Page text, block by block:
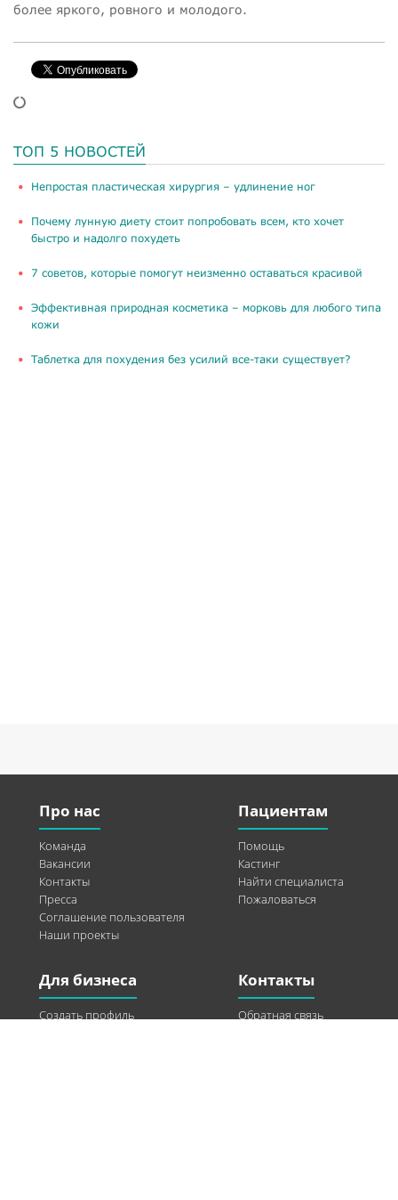
более яркого, ровного и молодого.
ТОП 5 НОВОСТЕЙ
​Непростая пластическая хирургия – удлинение ног
Почему лунную диету стоит попробовать всем, кто хочет
быстро и надолго похудеть
​7 советов, которые помогут неизменно оставаться красивой
​Эффективная природная косметика – морковь для любого типа
кожи
Таблетка для похудения без усилий все-таки существует?
Про нас
Команда
Вакансии
Контакты
Пресса
Соглашение пользователя
Наши проекты
Пациентам
Помощь
Кастинг
Найти специалиста
Пожаловаться
Для бизнеса
Создать профиль
Контакты
Обратная связь